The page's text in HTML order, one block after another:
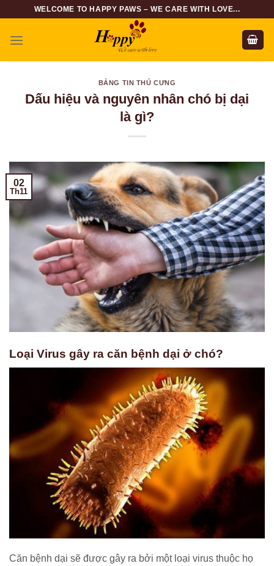
content
WELCOME TO HAPPY PAWS – WE CARE WITH LOVE...
BẢNG TIN THÚ CƯNG
Dấu hiệu và nguyên nhân chó bị dại
là gì?
02
Th11
Loại Virus gây ra căn bệnh dại ở chó?
Căn bệnh dại sẽ được gây ra bởi một loại virus thuộc họ